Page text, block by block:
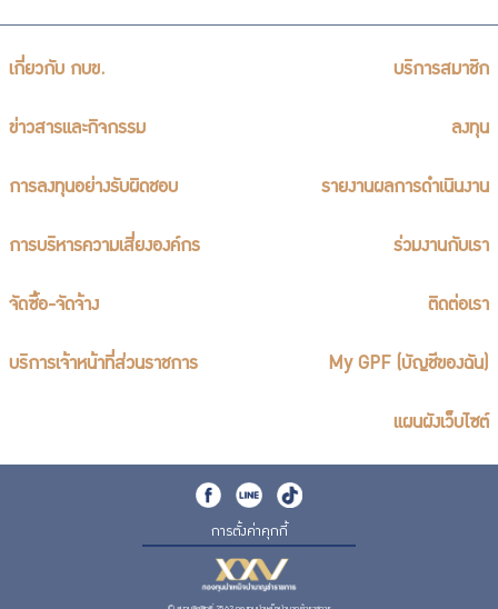
เกี่ยวกับ กบข. บริการสมาชิก
ข่าวสารและกิจกรรม ลงทุน
การลงทุนอย่างรับผิดชอบ รายงานผลการดำเนินงาน
การบริหารความเสี่ยงองค์กร ร่วมงานกับเรา
จัดซื้อ-จัดจ้าง ติดต่อเรา
บริการเจ้าหน้าที่ส่วนราชการ My GPF (บัญชีของฉัน)
แผนผังเว็บไซต์
การตั้งค่าคุกกี้